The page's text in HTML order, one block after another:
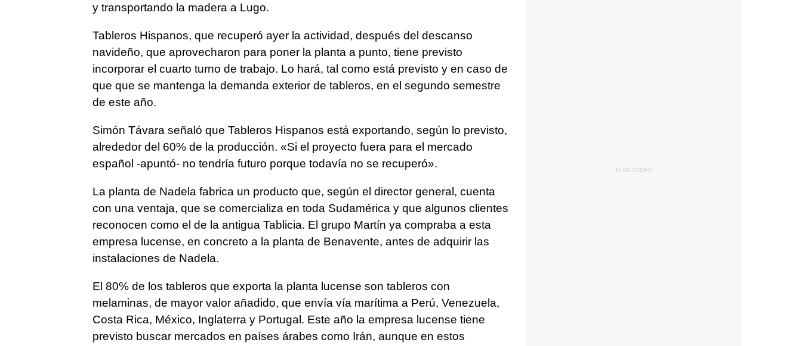
y transportando la madera a Lugo.
Tableros Hispanos, que recuperó ayer la actividad, después del descanso
navideño, que aprovecharon para poner la planta a punto, tiene previsto
incorporar el cuarto turno de trabajo. Lo hará, tal como está previsto y en caso de
que que se mantenga la demanda exterior de tableros, en el segundo semestre
de este año.
Simón Távara señaló que Tableros Hispanos está exportando, según lo previsto,
alrededor del 60% de la producción. «Si el proyecto fuera para el mercado
español -apuntó- no tendría futuro porque todavía no se recuperó».
La planta de Nadela fabrica un producto que, según el director general, cuenta
con una ventaja, que se comercializa en toda Sudamérica y que algunos clientes
reconocen como el de la antigua Tablicia. El grupo Martín ya compraba a esta
empresa lucense, en concreto a la planta de Benavente, antes de adquirir las
instalaciones de Nadela.
El 80% de los tableros que exporta la planta lucense son tableros con
melaminas, de mayor valor añadido, que envía vía marítima a Perú, Venezuela,
Costa Rica, México, Inglaterra y Portugal. Este año la empresa lucense tiene
previsto buscar mercados en países árabes como Irán, aunque en estos